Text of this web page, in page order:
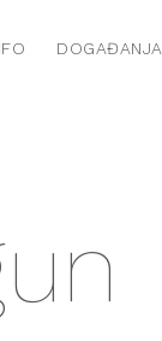
DOGAĐANJA